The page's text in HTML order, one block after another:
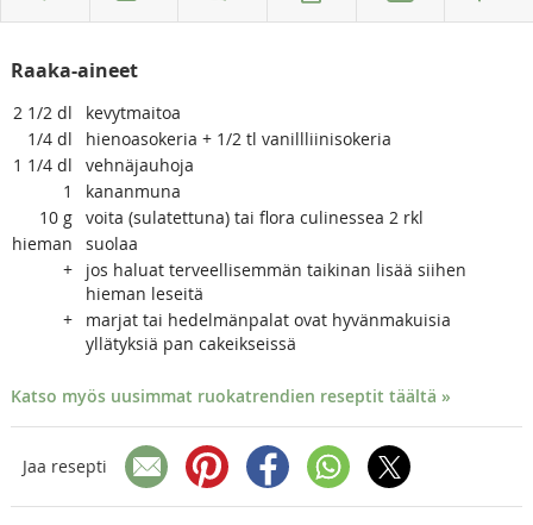
Raaka-aineet
2 1/2 dl
kevytmaitoa
1/4 dl
hienoasokeria + 1/2 tl vanillliinisokeria
1 1/4 dl
vehnäjauhoja
1
kananmuna
10 g voita (sulatettuna) tai flora culinessea 2 rkl
hieman
suolaa
+
jos haluat terveellisemmän taikinan lisää siihen
hieman leseitä
+
marjat tai hedelmänpalat ovat hyvänmakuisia
yllätyksiä pan cakeikseissä
Katso myös uusimmat ruokatrendien reseptit täältä »
Jaa resepti